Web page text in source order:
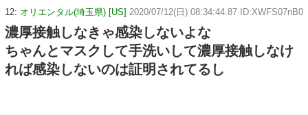
12: オリエンタル(埼玉県) [US] 2020/07/12(日) 08:34:44.87 ID:XWFS07nB0
濃厚接触しなきゃ感染しないよな
ちゃんとマスクして手洗いして濃厚接触しなけ
れば感染しないのは証明されてるし